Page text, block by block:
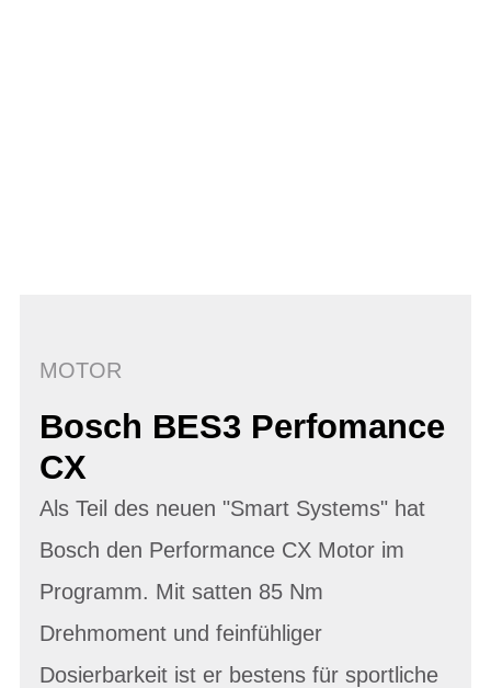
MOTOR
Bosch BES3 Perfomance
CX
Als Teil des neuen "Smart Systems" hat
Bosch den Performance CX Motor im
Programm. Mit satten 85 Nm
Drehmoment und feinfühliger
Dosierbarkeit ist er bestens für sportliche